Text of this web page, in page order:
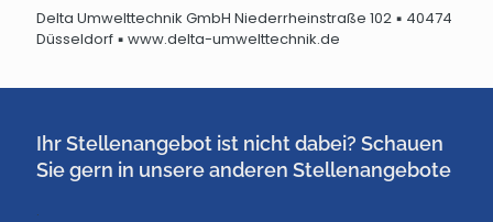
Delta Umwelttechnik GmbH Niederrheinstraße 102 ▪ 40474
Düsseldorf ▪ www.delta-umwelttechnik.de
Ihr Stellenangebot ist nicht dabei? Schauen
Sie gern in unsere anderen Stellenangebote
.